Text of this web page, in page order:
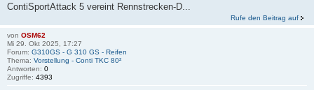
ContiSportAttack 5 vereint Rennstrecken-D...
Rufe den Beitrag auf
von OSM62
Mi 29. Okt 2025, 17:27
Forum: G310GS - G 310 GS - Reifen
Thema: Vorstellung - Conti TKC 80²
Antworten: 0
Zugriffe: 4393